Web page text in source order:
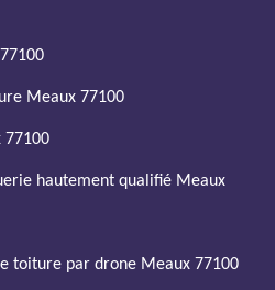
Meaux 77100
77100
hautement qualifié Meaux
toiture par drone Meaux 77100